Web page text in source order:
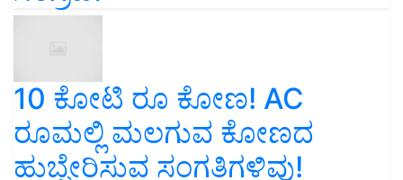
10 ಕೋಟಿ ರೂ ಕೋಣ! AC
ರೂಮಲ್ಲಿ ಮಲಗುವ ಕೋಣದ
ಹುಬ್ಬೇರಿಸುವ ಸಂಗತಿಗಳಿವು!